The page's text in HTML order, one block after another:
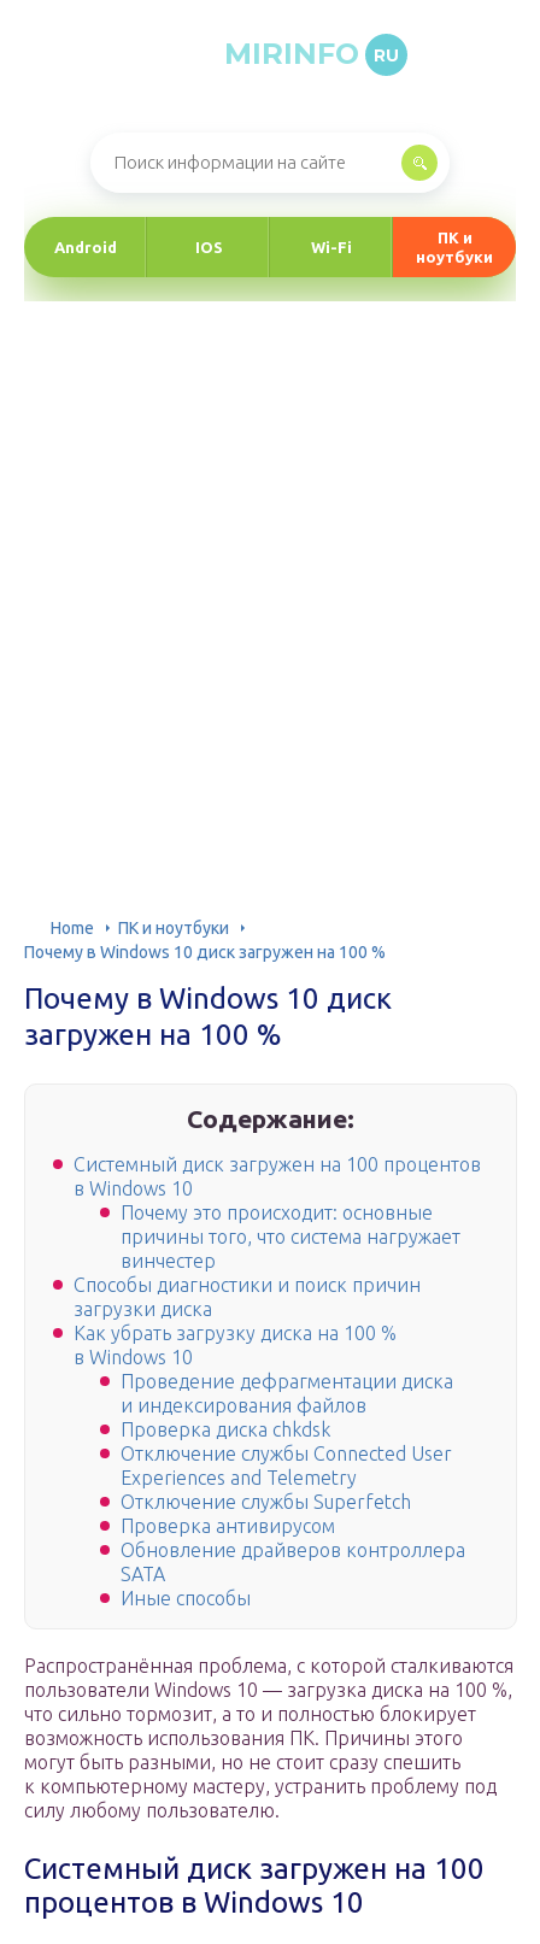
MIRINFO RU
Android IOS Wi-Fi
ПК и
ноутбуки
Home
ПК и ноутбуки
Почему в Windows 10 диск загружен на 100 %
Почему в Windows 10 диск
загружен на 100 %
Содержание:
Системный диск загружен на 100 процентов
в Windows 10
Почему это происходит: основные
причины того, что система нагружает
винчестер
Способы диагностики и поиск причин
загрузки диска
Как убрать загрузку диска на 100 %
в Windows 10
Проведение дефрагментации диска
и индексирования файлов
Проверка диска chkdsk
Отключение службы Connected User
Experiences and Telemetry
Отключение службы Superfetch
Проверка антивирусом
Обновление драйверов контроллера
SATA
Иные способы
Распространённая проблема, с которой сталкиваются
пользователи Windows 10 — загрузка диска на 100 %,
что сильно тормозит, а то и полностью блокирует
возможность использования ПК. Причины этого
могут быть разными, но не стоит сразу спешить
к компьютерному мастеру, устранить проблему под
силу любому пользователю.
Системный диск загружен на 100
процентов в Windows 10